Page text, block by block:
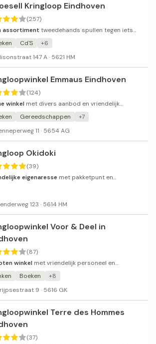
Kringloop Eindhoven
(257)
assortiment tweedehands spullen tegen iets
prijzen dan gemiddeld.
Cd'S
+6
147 A · 5621 HM
Emmaus Eindhoven
(124)
winkel met divers aanbod en vriendelijk
dat bijdraagt aan maatschappelijk doel.
Gereedschappen
+7
11 · 5654 AG
Okidoki
(39)
eigenaresse met pakketpunt en
123 · 5614 HM
Voor & Deel in
(87)
winkel met vriendelijk personeel en
prijzen.
Boeken
+8
9 · 5616 GK
Terre des Hommes
(37)